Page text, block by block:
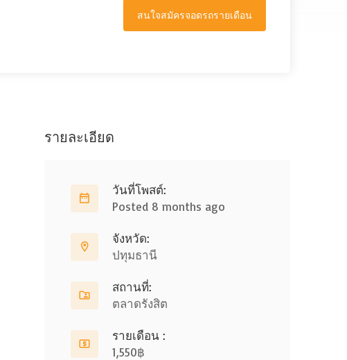
สนใจสมัครจอดรถรายเดือน
รายละเอียด
วันที่โพสต์:
Posted 8 months ago
จังหวัด:
ปทุมธานี
สถานที่:
ตลาดรังสิต
รายเดือน :
1,550฿